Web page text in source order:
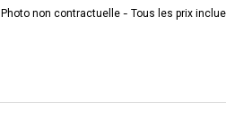
Photo non contractuelle - Tous les prix